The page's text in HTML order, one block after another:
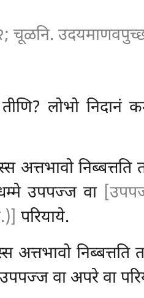
चूळनि.
लोभो निदानं
निब्बत्तति
उपपज्ज वा
परियाये.
निब्बत्तति
वा अपरे वा